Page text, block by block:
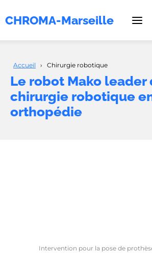
CHROMA-Marseille
Accueil › Chirurgie robotique
Le robot Mako leader
chirurgie robotique
orthopédie
Intervention pour la pose de